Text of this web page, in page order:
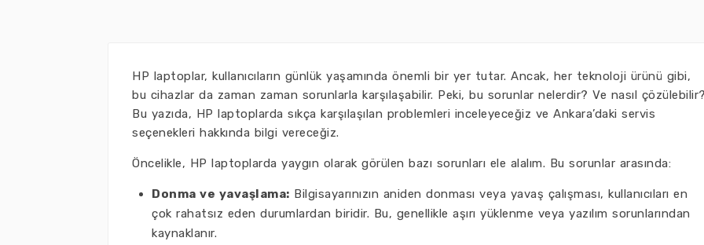
HP laptoplar, kullanıcıların günlük yaşamında önemli bir yer tutar. Ancak, her teknoloji ürünü gibi,
bu cihazlar da zaman zaman sorunlarla karşılaşabilir. Peki, bu sorunlar nelerdir? Ve nasıl çözülebilir?
Bu yazıda, HP laptoplarda sıkça karşılaşılan problemleri inceleyeceğiz ve Ankara’daki servis
seçenekleri hakkında bilgi vereceğiz.
Öncelikle, HP laptoplarda yaygın olarak görülen bazı sorunları ele alalım. Bu sorunlar arasında:
Donma ve yavaşlama: Bilgisayarınızın aniden donması veya yavaş çalışması, kullanıcıları en
çok rahatsız eden durumlardan biridir. Bu, genellikle aşırı yüklenme veya yazılım sorunlarından
kaynaklanır.